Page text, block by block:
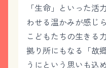
「生命」といった活
わせる温かみが感じ
こどもたちの生きる
拠り所にもなる「故
うにという思いも込